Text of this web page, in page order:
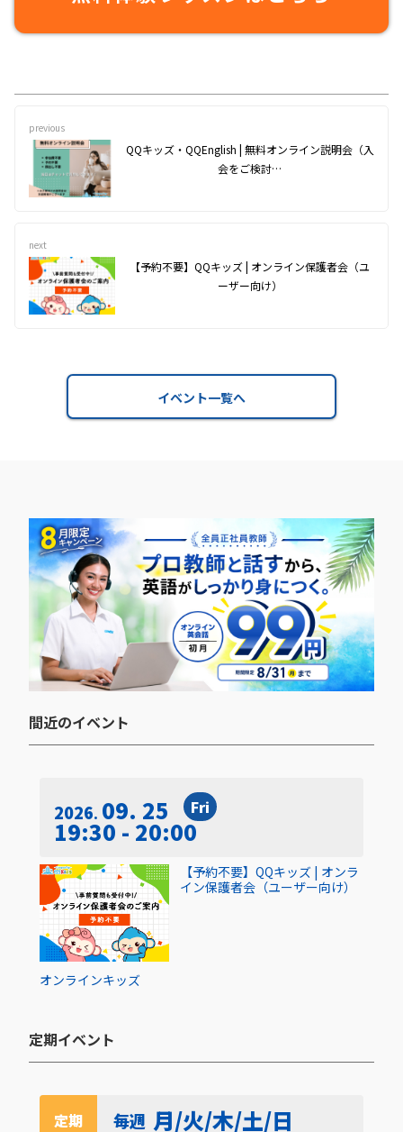
previous
QQキッズ・QQEnglish | 無料オンライン説明会（入
会をご検討…
next
【予約不要】QQキッズ | オンライン保護者会（ユ
ーザー向け）
イベント一覧へ
間近のイベント​
2026 09. 25 Fri
19:30 - 20:00
オンラインキッズ
【予約不要】QQキッズ | オンラ
イン保護者会（ユーザー向け）
定期イベント​
定期 毎週 月/火/木/土/日